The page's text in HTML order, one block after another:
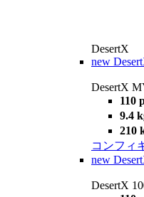
DesertX
new
DesertX
110
9.4
210
コンフィ
new
DesertX